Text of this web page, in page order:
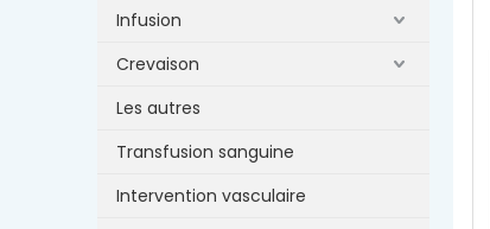
Infusion
Crevaison
Les autres
Transfusion sanguine
Intervention vasculaire